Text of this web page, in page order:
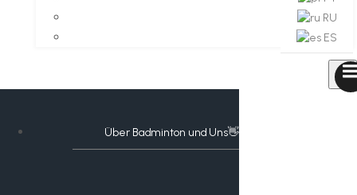
RU
ES
Über Badminton und Uns👋